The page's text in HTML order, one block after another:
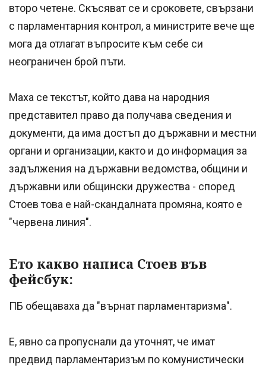
второ четене. Скъсяват се и сроковете, свързани
с парламентарния контрол, а министрите вече ще
мога да отлагат въпросите към себе си
неограничен брой пъти.
Маха се текстът, който дава на народния
представител право да получава сведения и
документи, да има достъп до държавни и местни
органи и организации, както и до информация за
задължения на държавни ведомства, общини и
държавни или общински дружества - според
Стоев това е най-скандалната промяна, която е
"червена линия".
Ето какво написа Стоев във
фейсбук:
ПБ обещаваха да "върнат парламентаризма".
Е, явно са пропуснали да уточнят, че имат
предвид парламентаризъм по комунистически